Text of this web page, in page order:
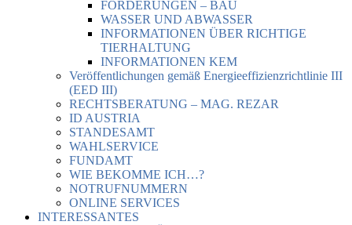
FÖRDERUNGEN – BAU
WASSER UND ABWASSER
INFORMATIONEN ÜBER RICHTIGE
TIERHALTUNG
INFORMATIONEN KEM
Veröffentlichungen gemäß Energieeffizienzrichtlinie III
(EED III)
RECHTSBERATUNG – MAG. REZAR
ID AUSTRIA
STANDESAMT
WAHLSERVICE
FUNDAMT
WIE BEKOMME ICH…?
NOTRUFNUMMERN
ONLINE SERVICES
INTERESSANTES